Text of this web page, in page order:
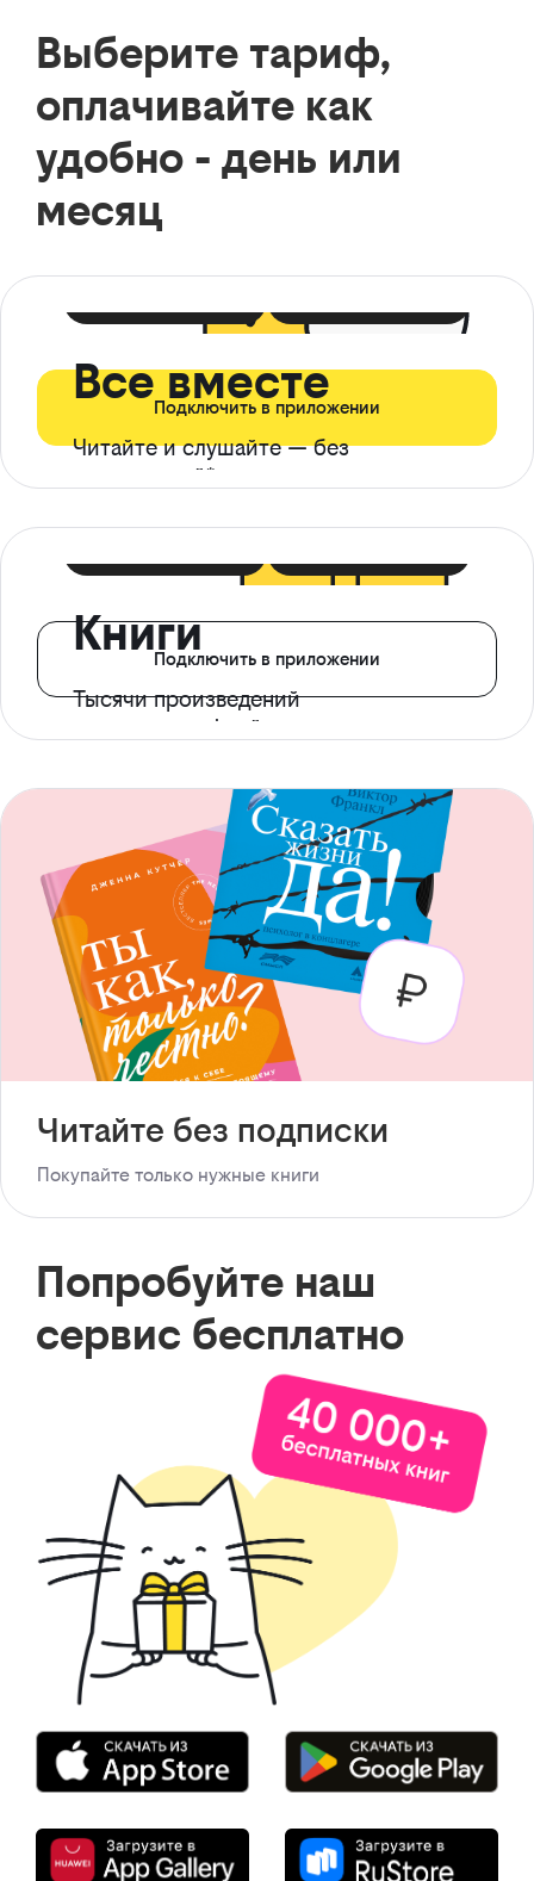
Выберите тариф,
оплачивайте как
удобно - день или
месяц
Все вместе
Читайте и слушайте — без
ограничений*
Подключить в приложении
Книги
Тысячи произведений
с доступом офлайн
Подключить в приложении
Читайте без подписки
Покупайте только нужные книги
Попробуйте наш
сервис бесплатно